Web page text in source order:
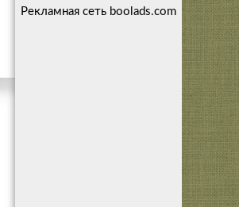
Рекламная сеть boolads.com